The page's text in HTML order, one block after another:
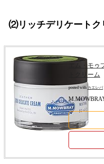
⑵リッチデリケートク
エム・モ
トクリーム
posted with カエレバ